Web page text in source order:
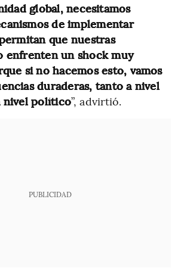
global, necesitamos
de implementar
que nuestras
enfrenten un shock muy
si no hacemos esto, vamos
duraderas, tanto a nivel
nivel político”, advirtió.
PUBLICIDAD